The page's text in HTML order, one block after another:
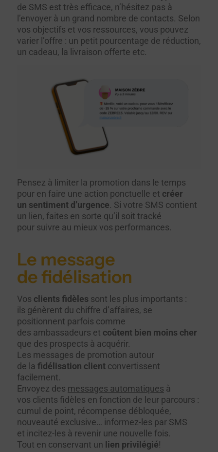
de SMS est très efficace, n’hésitez pas à
l’envoyer à un grand nombre de contacts. Selon
vos objectifs et vos ressources, vous pouvez
varier l’offre : un petit pourcentage de réduction,
un cadeau, la livraison offerte etc.
Pensez à limiter la promotion dans le temps
pour en faire une action ponctuelle et créer
un sentiment d’urgence. Si votre SMS contient
un lien, faites en sorte qu’il soit tracké
pour suivre au mieux vos performances.
Le message
de fidélisation
Vos clients fidèles sont les plus importants :
ils génèrent du chiffre d’affaires, se
positionnent parfois comme
des ambassadeurs et coûtent bien moins cher
que des prospects à acquérir.
Les messages de promotion autour
de la fidélisation client convertissent
facilement.
Envoyez des messages automatiques à
vos clients fidèles en fonction de leur parcours :
cumul de point, récompense débloquée,
nouveauté exclusive… informez-les par SMS
et incitez-les à revenir une nouvelle fois.
Tout en conservant un lien privilégié!